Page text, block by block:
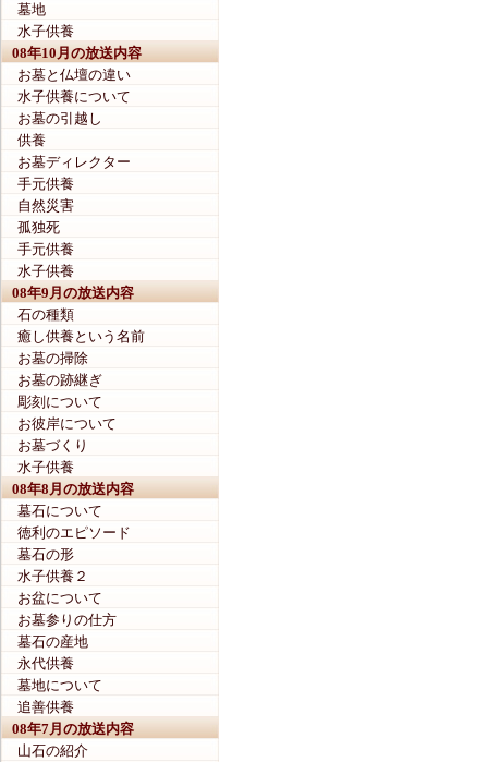
墓地
水子供養
08年10月の放送内容
お墓と仏壇の違い
水子供養について
お墓の引越し
供養
お墓ディレクター
手元供養
自然災害
孤独死
手元供養
水子供養
08年9月の放送内容
石の種類
癒し供養という名前
お墓の掃除
お墓の跡継ぎ
彫刻について
お彼岸について
お墓づくり
水子供養
08年8月の放送内容
墓石について
徳利のエピソード
墓石の形
水子供養２
お盆について
お墓参りの仕方
墓石の産地
永代供養
墓地について
追善供養
08年7月の放送内容
山石の紹介